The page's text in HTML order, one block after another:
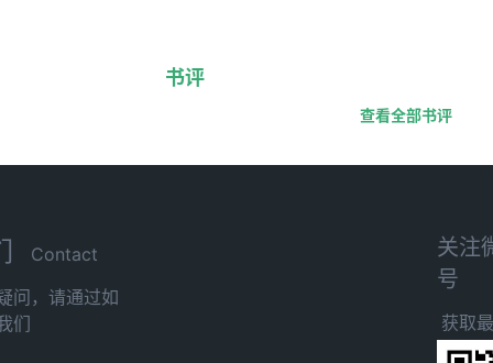
书评
查看全部书评
Contact
问，请通过如
们
关注
号
获取